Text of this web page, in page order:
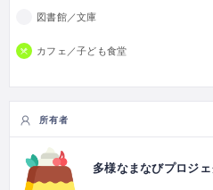
図書館／文庫
カフェ／子ども食堂
所有者
多様なまなびプロジェ